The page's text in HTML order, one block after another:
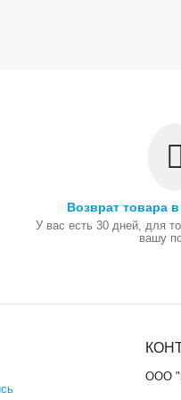
Возврат товара
У вас есть 30 дней, для
вашу
ООО